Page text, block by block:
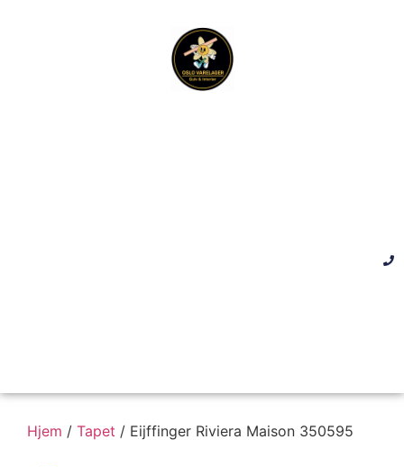
Hjem / Tapet / Eijffinger Riviera Maison 350595